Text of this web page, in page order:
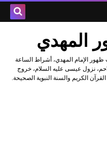
المهدي
ظهور الإمام المهدي، أشراط الساعة
نزول عيسى عليه السلام، خروج
الكريم والسنة النبوية الصحيحة.